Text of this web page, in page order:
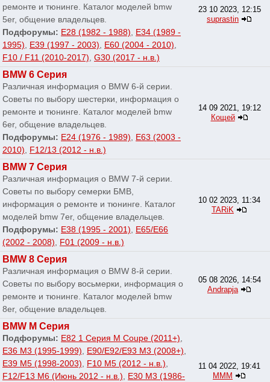
ремонте и тюнинге. Каталог моделей bmw
5er, общение владельцев.
Подфорумы: E28 (1982 - 1988), E34 (1989 -
1995), E39 (1997 - 2003), E60 (2004 - 2010),
F10 / F11 (2010-2017), G30 (2017 - н.в.)
23 10 2023, 12:15
suprastin
BMW 6 Серия
Различная информация о BMW 6-й серии.
Советы по выбору шестерки, информация о
ремонте и тюнинге. Каталог моделей bmw
6er, общение владельцев.
Подфорумы: E24 (1976 - 1989), E63 (2003 -
2010), F12/13 (2012 - н.в.)
14 09 2021, 19:12
Кощей
BMW 7 Серия
Различная информация о BMW 7-й серии.
Советы по выбору семерки БМВ,
информация о ремонте и тюнинге. Каталог
моделей bmw 7er, общение владельцев.
Подфорумы: E38 (1995 - 2001), E65/E66
(2002 - 2008), F01 (2009 - н.в.)
10 02 2023, 11:34
TARiK
BMW 8 Серия
Различная информация о BMW 8-й серии.
Советы по выбору восьмерки, информация о
ремонте и тюнинге. Каталог моделей bmw
8er, общение владельцев.
05 08 2026, 14:54
Andrapja
BMW M Серия
Подфорумы: E82 1 Серия M Coupe (2011+),
E36 M3 (1995-1999), E90/E92/E93 M3 (2008+),
E39 M5 (1998-2003), F10 M5 (2012 - н.в.),
F12/F13 M6 (Июнь 2012 - н.в.), E30 M3 (1986-
11 04 2022, 19:41
МММ